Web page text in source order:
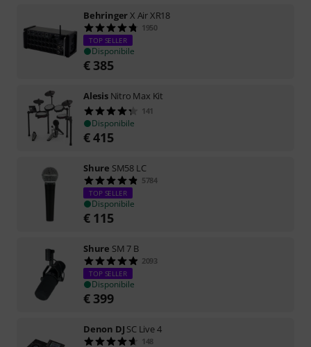
BehringerX Air XR18
1950
TOP SELLER
Disponibile
€ 385
Alesis Nitro Max Kit
141
Disponibile
€415
Shure SM58 LC
5784
TOP SELLER
Disponibile
€ 115
Shure SM 7 B
2093
TOP SELLER
Disponibile
€ 399
Denon DJ SC Live 4
148